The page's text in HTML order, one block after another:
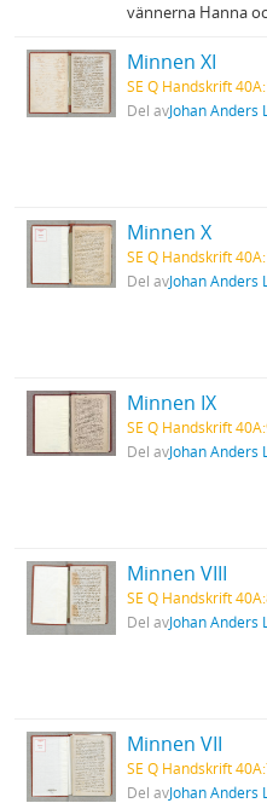
vännerna Hanna
Minnen XI
SE Q Handskrift
Del avJohan Anders
Minnen X
SE Q Handskrift
Del avJohan Anders
Minnen IX
SE Q Handskrift
Del avJohan Anders
Minnen VIII
SE Q Handskrift
Del avJohan Anders
Minnen VII
SE Q Handskrift
Del avJohan Anders